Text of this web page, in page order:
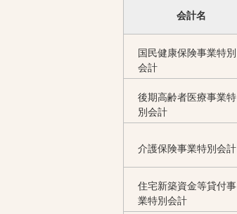
会計名
国民健康保険事業特別
会計
後期高齢者医療事業特
別会計
介護保険事業特別会計
住宅新築資金等貸付事
業特別会計